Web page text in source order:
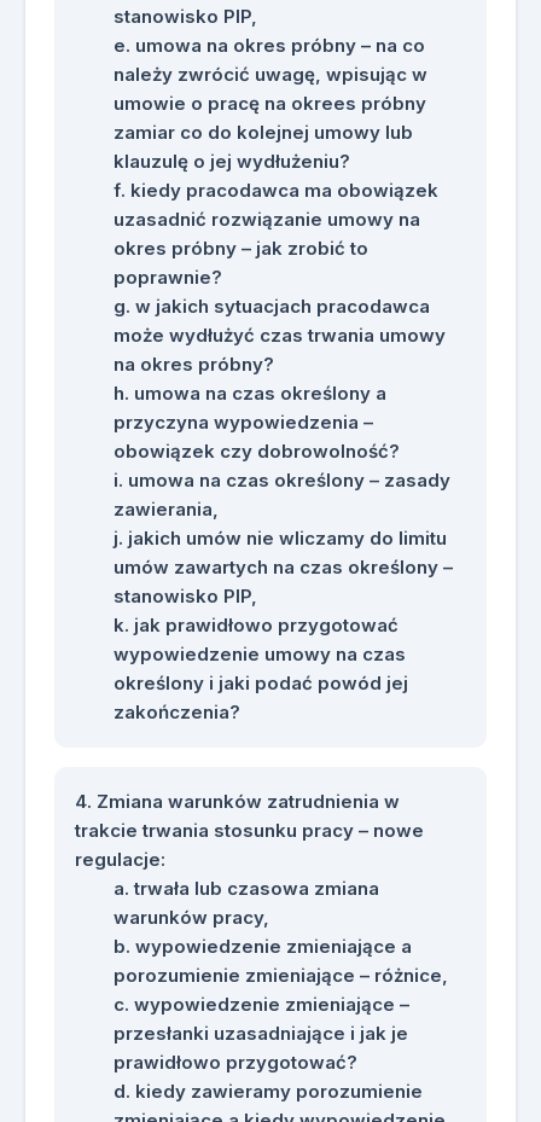
stanowisko PIP,
umowa na okres próbny – na co
należy zwrócić uwagę, wpisując w
umowie o pracę na okrees próbny
zamiar co do kolejnej umowy lub
klauzulę o jej wydłużeniu?
kiedy pracodawca ma obowiązek
uzasadnić rozwiązanie umowy na
okres próbny – jak zrobić to
poprawnie?
w jakich sytuacjach pracodawca
może wydłużyć czas trwania umowy
na okres próbny?
umowa na czas określony a
przyczyna wypowiedzenia –
obowiązek czy dobrowolność?
umowa na czas określony – zasady
zawierania,
jakich umów nie wliczamy do limitu
umów zawartych na czas określony –
stanowisko PIP,
jak prawidłowo przygotować
wypowiedzenie umowy na czas
określony i jaki podać powód jej
zakończenia?
Zmiana warunków zatrudnienia w
trakcie trwania stosunku pracy – nowe
regulacje:
trwała lub czasowa zmiana
warunków pracy,
wypowiedzenie zmieniające a
porozumienie zmieniające – różnice,
wypowiedzenie zmieniające –
przesłanki uzasadniające i jak je
prawidłowo przygotować?
kiedy zawieramy porozumienie